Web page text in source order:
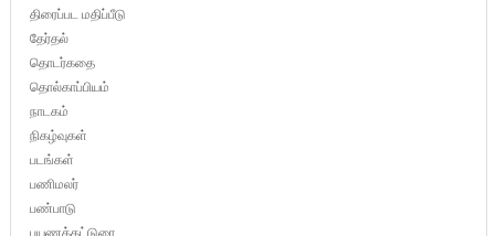
திரைப்பட மதிப்பீடு
தேர்தல்
தொடர்கதை
தொல்காப்பியம்
நாடகம்
நிகழ்வுகள்
படங்கள்
பணிமலர்
பண்பாடு
பயணக்கட்டுரை